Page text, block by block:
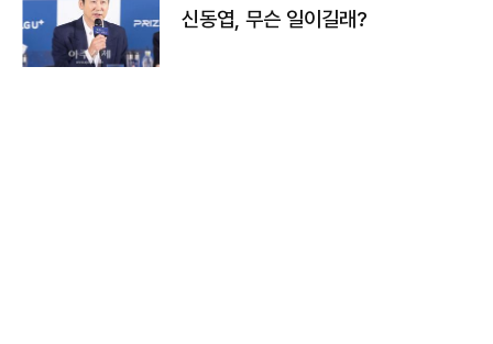
신동엽, 무슨 일이길래?